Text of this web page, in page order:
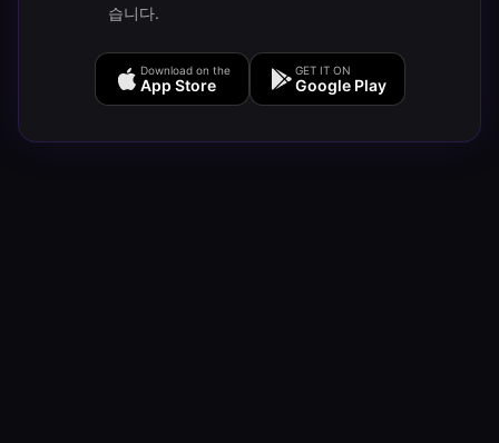
습니다.
Download on the
App Store
GET IT ON
Google Play